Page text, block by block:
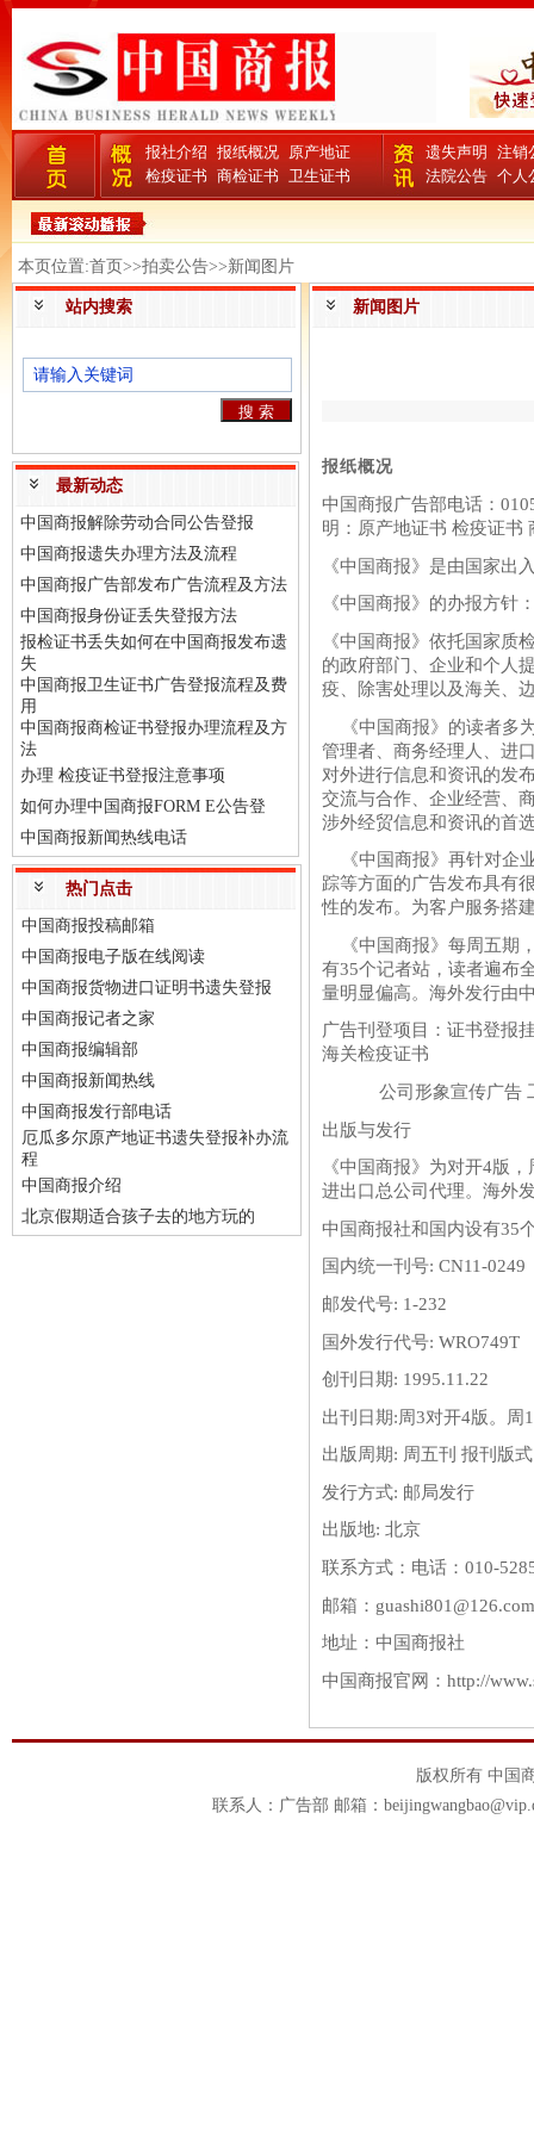
报社介绍 报纸概况 原产地证
检疫证书 商检证书 卫生证书
遗失声明
注销
法院公告 个人
本页位置:首页>>拍卖公告>>新闻图片
站内搜索
最新动态
中国商报解除劳动合同公告登报
中国商报遗失办理方法及流程
中国商报广告部发布广告流程及方法
中国商报身份证丢失登报方法
报检证书丢失如何在中国商报发布遗
失
中国商报卫生证书广告登报流程及费
用
中国商报商检证书登报办理流程及方
法
办理 检疫证书登报注意事项
如何办理中国商报FORM E公告登
中国商报新闻热线电话
热门点击
中国商报投稿邮箱
中国商报电子版在线阅读
中国商报货物进口证明书遗失登报
中国商报记者之家
中国商报编辑部
中国商报新闻热线
中国商报发行部电话
厄瓜多尔原产地证书遗失登报补办流
程
中国商报介绍
北京假期适合孩子去的地方玩的
新闻图片
报纸概况
中国商报广告部电话：
明：原产地证书 检疫证书
《中国商报》是由国家出
《中国商报》的办报方针
《中国商报》依托国家质
的政府部门、企业和个人
疫、除害处理以及海关、
《中国商报》的读者多
管理者、商务经理人、进
对外进行信息和资讯的发
交流与合作、企业经营、
涉外经贸信息和资讯的首
《中国商报》再针对企
踪等方面的广告发布具有
性的发布。为客户服务搭
《中国商报》每周五期
有35个记者站，读者遍布
量明显偏高。海外发行由
广告刊登项目：证书登
海关检疫证书
公司形象宣传广告 工
出版与发行
《中国商报》为对开4版
进出口总公司代理。海外
中国商报社和国内设有35
国内统一刊号: CN11-0249
邮发代号: 1-232
国外发行代号: WRO749T
创刊日期: 1995.11.22
出刊日期:周3对开4版。周
出版周期: 周五刊 报刊版
发行方式: 邮局发行
出版地: 北京
联系方式： 电话：010-
邮箱：
地址：中国商报社
中国商报官网：http://
版权所有 中国
联系人：广告部 邮箱：